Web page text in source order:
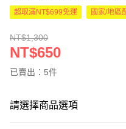
超取滿NT$699免運 國家/地區
NT$1,300
NT$650
已賣出：5件
請選擇商品選項